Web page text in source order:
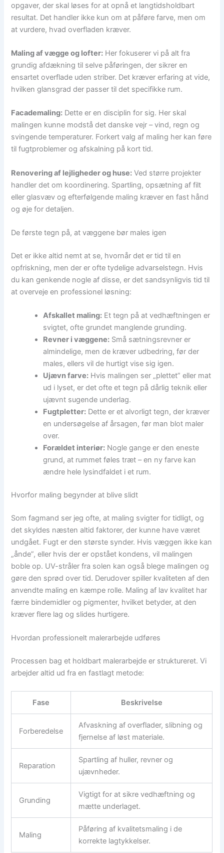
opgaver, der skal løses for at opnå et langtidsholdbart
resultat. Det handler ikke kun om at påføre farve, men om
at vurdere, hvad overfladen kræver.
Maling af vægge og lofter: Her fokuserer vi på alt fra
grundig afdækning til selve påføringen, der sikrer en
ensartet overflade uden striber. Det kræver erfaring at vide,
hvilken glansgrad der passer til det specifikke rum.
Facademaling: Dette er en disciplin for sig. Her skal
malingen kunne modstå det danske vejr – vind, regn og
svingende temperaturer. Forkert valg af maling her kan føre
til fugtproblemer og afskalning på kort tid.
Renovering af lejligheder og huse: Ved større projekter
handler det om koordinering. Spartling, opsætning af filt
eller glasvæv og efterfølgende maling kræver en fast hånd
og øje for detaljen.
De første tegn på, at væggene bør males igen
Det er ikke altid nemt at se, hvornår det er tid til en
opfriskning, men der er ofte tydelige advarselstegn. Hvis
du kan genkende nogle af disse, er det sandsynligvis tid til
at overveje en professionel løsning:
Afskallet maling: Et tegn på at vedhæftningen er
svigtet, ofte grundet manglende grunding.
Revner i væggene: Små sætningsrevner er
almindelige, men de kræver udbedring, før der
males, ellers vil de hurtigt vise sig igen.
Ujævn farve: Hvis malingen ser „plettet” eller mat
ud i lyset, er det ofte et tegn på dårlig teknik eller
ujævnt sugende underlag.
Fugtpletter: Dette er et alvorligt tegn, der kræver
en undersøgelse af årsagen, før man blot maler
over.
Forældet interiør: Nogle gange er den eneste
grund, at rummet føles træt – en ny farve kan
ændre hele lysindfaldet i et rum.
Hvorfor maling begynder at blive slidt
Som fagmand ser jeg ofte, at maling svigter for tidligt, og
det skyldes næsten altid faktorer, der kunne have været
undgået. Fugt er den største synder. Hvis væggen ikke kan
„ånde”, eller hvis der er opstået kondens, vil malingen
boble op. UV-stråler fra solen kan også blege malingen og
gøre den sprød over tid. Derudover spiller kvaliteten af den
anvendte maling en kæmpe rolle. Maling af lav kvalitet har
færre bindemidler og pigmenter, hvilket betyder, at den
kræver flere lag og slides hurtigere.
Hvordan professionelt malerarbejde udføres
Processen bag et holdbart malerarbejde er struktureret. Vi
arbejder altid ud fra en fastlagt metode:
Fase Beskrivelse
Forberedelse
Afvaskning af overflader, slibning og
fjernelse af løst materiale.
Reparation
Spartling af huller, revner og
ujævnheder.
Grunding
Vigtigt for at sikre vedhæftning og
mætte underlaget.
Maling
Påføring af kvalitetsmaling i de
korrekte lagtykkelser.